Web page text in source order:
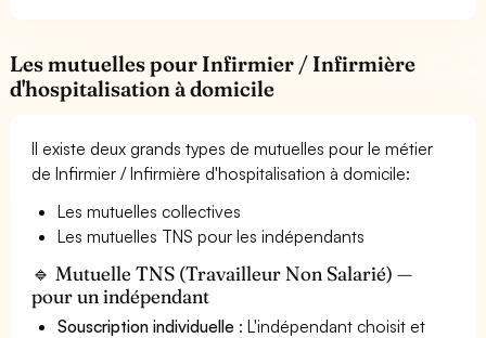
Les mutuelles pour Infirmier / Infirmière
d'hospitalisation à domicile
Il existe deux grands types de mutuelles pour le métier
de Infirmier / Infirmière d'hospitalisation à domicile:
Les mutuelles collectives
Les mutuelles TNS pour les indépendants
🔹 Mutuelle TNS (Travailleur Non Salarié) —
pour un indépendant
Souscription individuelle : L'indépendant choisit et